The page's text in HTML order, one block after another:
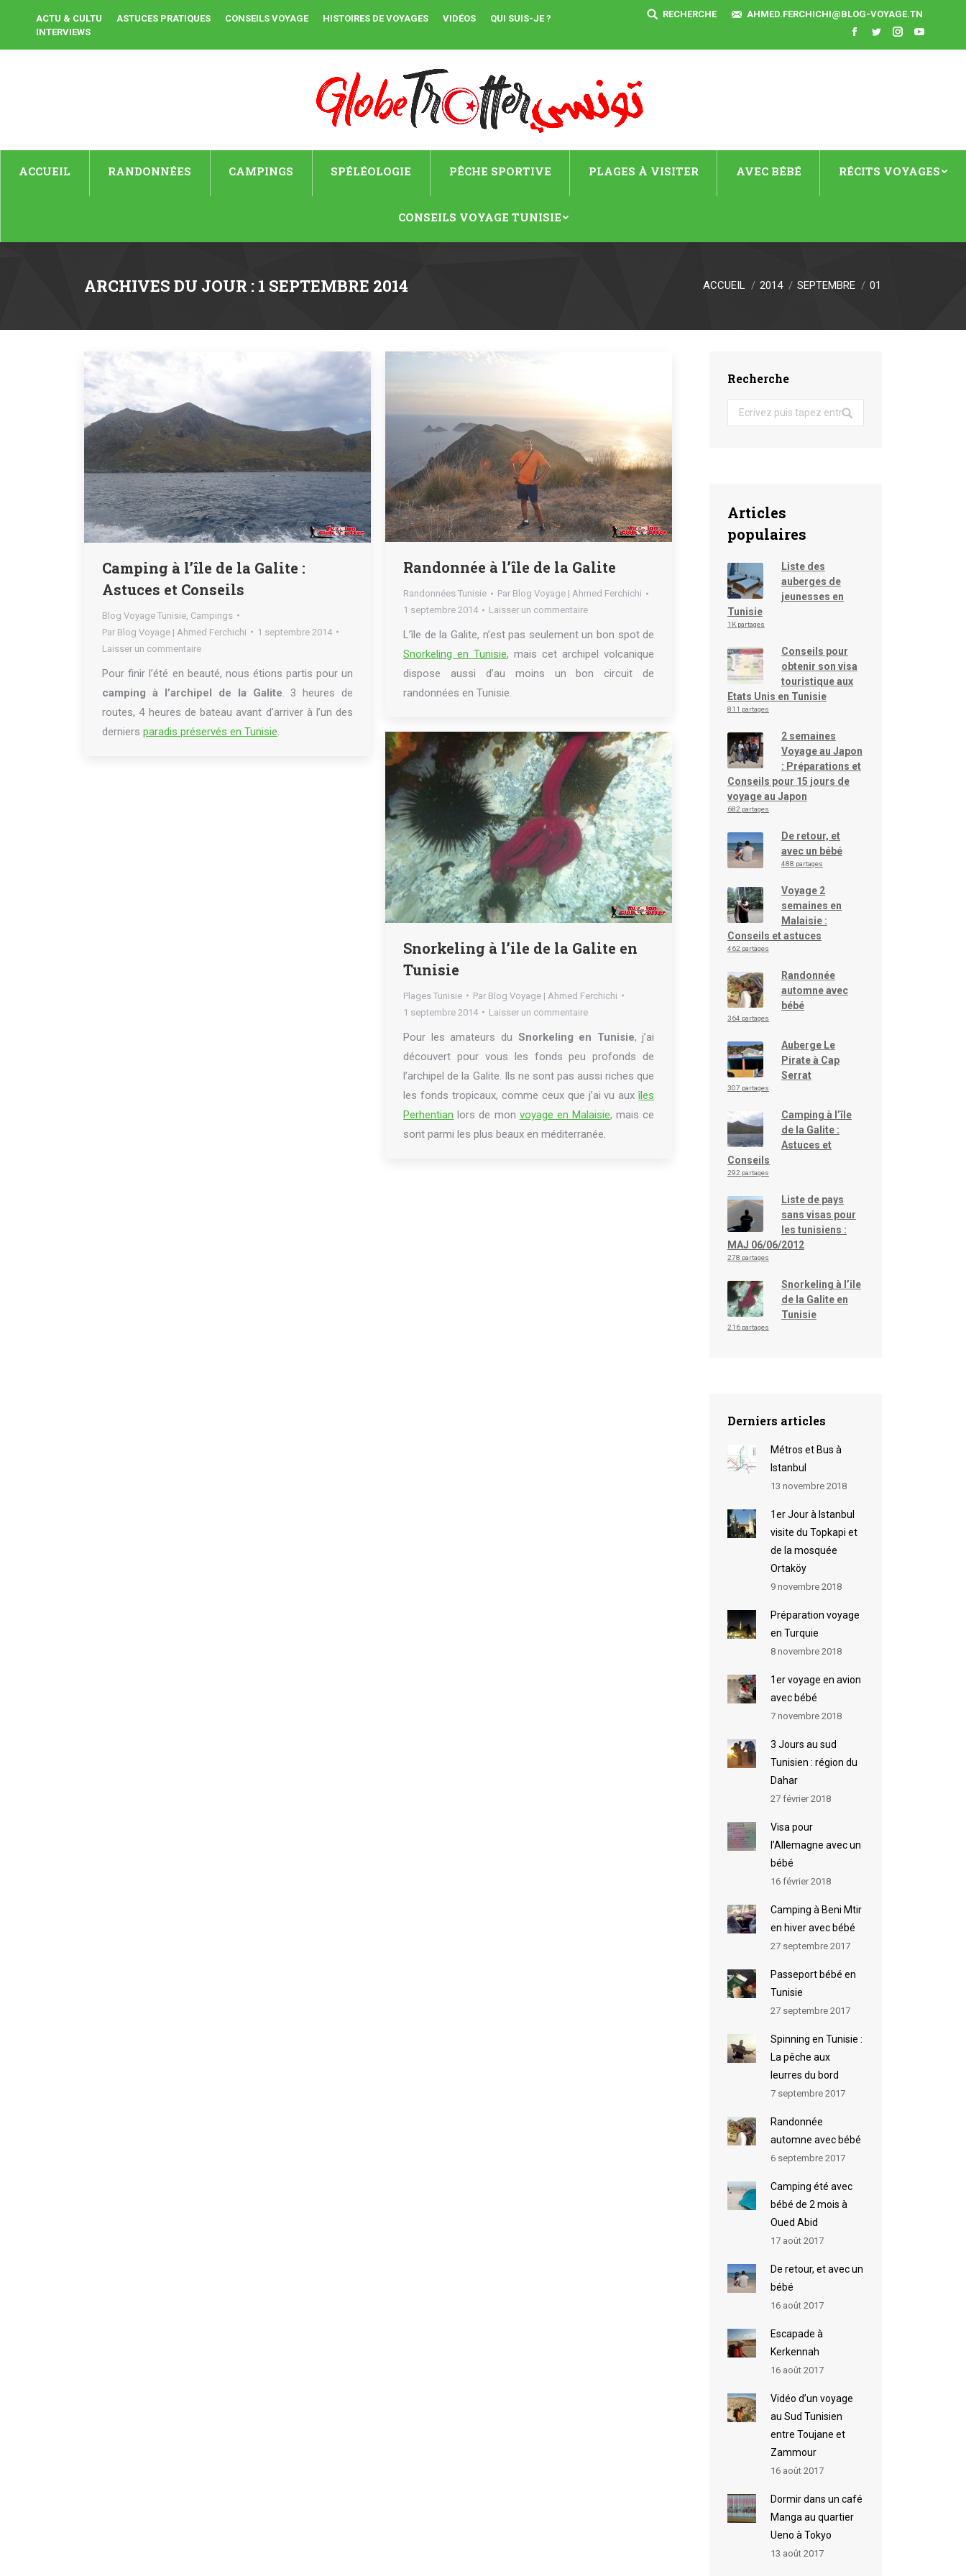
ACTU & CULTU ASTUCES PRATIQUES CONSEILS VOYAGE HISTOIRES DE VOYAGES VIDÉOS
QUI SUIS-JE ?
INTERVIEWS
SEARCH:
RECHERCHE AHMED.FERCHICHI@BLOG-VOYAGE.TN
Facebook
TwitterInstagram
ACCUEIL RANDONNÉES CAMPINGS SPÉLÉOLOGIE PÊCHE SPORTIVE PLAGES À VISITER AVEC BÉBÉ RÉCITS VOYAGES
CONSEILS VOYAGE TUNISIE
ARCHIVES DU JOUR : 1 SEPTEMBRE 2014 ACCUEIL 2014 SEPTEMBRE 01
Camping à l’île de la Galite :
Astuces et Conseils
Blog Voyage Tunisie Campings
Par Blog Voyage | Ahmed Ferchichi
1 septembre 2014
Laisser un commentaire
Pour finir l’été en beauté, nous étions partis pour un
camping à l’archipel de la Galite. 3 heures de
routes, 4 heures de bateau avant d’arriver à l’un des
derniersparadis préservés en Tunisie.
Randonnée à l’île de la Galite
Randonnées Tunisie Par Blog Voyage | Ahmed Ferchichi
1 septembre 2014
Laisser un commentaire
L’île de la Galite, n’est pas seulement un bon spot de
Snorkeling en Tunisie, mais cet archipel volcanique
dispose aussi d’au moins un bon circuit de
randonnées en Tunisie.
Snorkeling à l’ile de la Galite en
Tunisie
Plages Tunisie Par Blog Voyage | Ahmed Ferchichi
1 septembre 2014
Laisser un commentaire
Pour les amateurs du Snorkeling en Tunisie, j’ai
découvert pour vous les fonds peu profonds de
l’archipel de la Galite. Ils ne sont pas aussi riches que
les fonds tropicaux, comme ceux que j’ai vu auxîles
Perhentian lors de mon voyage en Malaisie, mais ce
sont parmi les plus beaux en méditerranée.
Recherche
Search:
Articles
populaires
Liste des
auberges de
jeunesses en
Tunisie
1K partages
Conseils pour
obtenir son visa
touristique aux
Etats Unis en Tunisie
811 partages
2 semaines
Voyage au Japon
: Préparations et
Conseils pour 15 jours de
voyage au Japon
682 partages
De retour, et
avec un bébé
488 partages
Voyage 2
semaines en
Malaisie :
Conseils et astuces
462 partages
Randonnée
automne avec
bébé
364 partages
Auberge Le
Pirate à Cap
Serrat
307 partages
Camping à l’île
de la Galite :
Astuces et
Conseils
292 partages
Liste de pays
sans visas pour
les tunisiens :
MAJ 06/06/2012
278 partages
Snorkeling à l’ile
de la Galite en
Tunisie
216 partages
Derniers articles
Métros et Bus à
Istanbul
13 novembre 2018
1er Jour à Istanbul
visite du Topkapi et
de la mosquée
Ortaköy
9 novembre 2018
Préparation voyage
en Turquie
8 novembre 2018
1er voyage en avion
avec bébé
7 novembre 2018
3 Jours au sud
Tunisien : région du
Dahar
27 février 2018
Visa pour
l’Allemagne avec un
bébé
16 février 2018
Camping à Beni Mtir
en hiver avec bébé
27 septembre 2017
Passeport bébé en
Tunisie
27 septembre 2017
Spinning en Tunisie :
La pêche aux
leurres du bord
7 septembre 2017
Randonnée
automne avec bébé
6 septembre 2017
Camping été avec
bébé de 2 mois à
Oued Abid
17 août 2017
De retour, et avec un
bébé
16 août 2017
Escapade à
Kerkennah
16 août 2017
Vidéo d’un voyage
au Sud Tunisien
entre Toujane et
Zammour
16 août 2017
Dormir dans un café
Manga au quartier
Ueno à Tokyo
13 août 2017